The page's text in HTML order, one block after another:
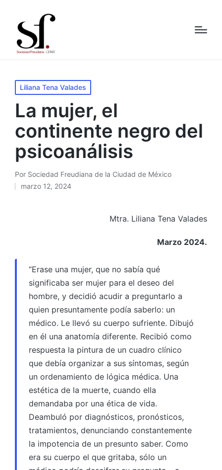
Publicado
en
Liliana Tena Valades
La mujer, el
continente negro del
psicoanálisis
Publicado
por
Por Sociedad Freudiana de la Ciudad de México
marzo 12, 2024
Mtra. Liliana Tena Valades
Marzo 2024.
“Erase una mujer, que no sabía qué
significaba ser mujer para el deseo del
hombre, y decidió acudir a preguntarlo a
quien presuntamente podía saberlo: un
médico. Le llevó su cuerpo sufriente. Dibujó
en él una anatomía diferente. Recibió como
respuesta la pintura de un cuadro clínico
que debía organizar a sus síntomas, según
un ordenamiento de lógica médica. Una
estética de la muerte, cuando ella
demandaba por una ética de vida.
Deambuló por diagnósticos, pronósticos,
tratamientos, denunciando constantemente
la impotencia de un presunto saber. Como
era su cuerpo el que gritaba, sólo un